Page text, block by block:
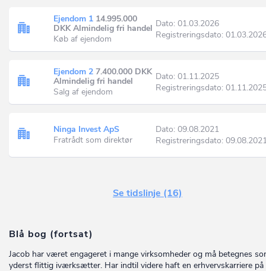
Ejendom 1 14.995.000
DKK Almindelig fri handel
Køb af ejendom
Dato: 01.03.2026
Registreringsdato:
Ejendom 2 7.400.000 DKK
Almindelig fri handel
Salg af ejendom
Dato: 01.11.2025
Registreringsdato:
Ninga Invest ApS
Fratrådt som direktør
Dato: 09.08.2021
Registreringsdato:
Se tidslinje (16)
Blå bog (fortsat)
Jacob har været engageret i mange virksomheder og må betegnes
yderst flittig iværksætter. Har indtil videre haft en erhvervskarriere på